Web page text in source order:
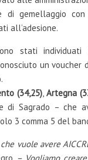
gemellaggio con
all’adesione.
stati
un voucher
(34,25),Artegna
di Sagrado – che
3 comma 5 del
vuole avere